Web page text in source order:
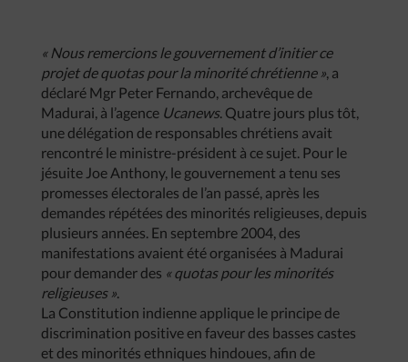
« Nous remercions le gouvernement d’initier ce
projet de quotas pour la minorité chrétienne », a
déclaré Mgr Peter Fernando, archevêque de
Madurai, à l’agence Ucanews. Quatre jours plus tôt,
une délégation de responsables chrétiens avait
rencontré le ministre-président à ce sujet. Pour le
jésuite Joe Anthony, le gouvernement a tenu ses
promesses électorales de l’an passé, après les
demandes répétées des minorités religieuses, depuis
plusieurs années. En septembre 2004, des
manifestations avaient été organisées à Madurai
pour demander des « quotas pour les minorités
religieuses ».
La Constitution indienne applique le principe de
discrimination positive en faveur des basses castes
et des minorités ethniques hindoues, afin de